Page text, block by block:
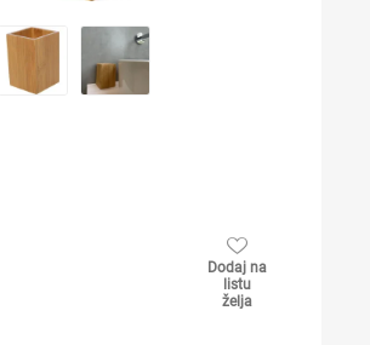
Dodaj na
listu
želja